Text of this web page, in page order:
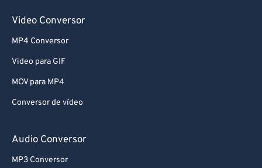
Video Conversor
MP4 Conversor
Video para GIF
MOV para MP4
Conversor de vídeo
Audio Conversor
MP3 Conversor